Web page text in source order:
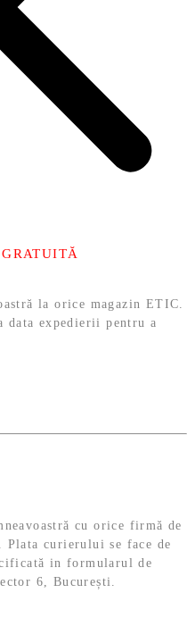
la orice magazin ETIC.
expedierii pentru a
cu orice firmă de
Plata curierului se face de
in formularul de
6, București.